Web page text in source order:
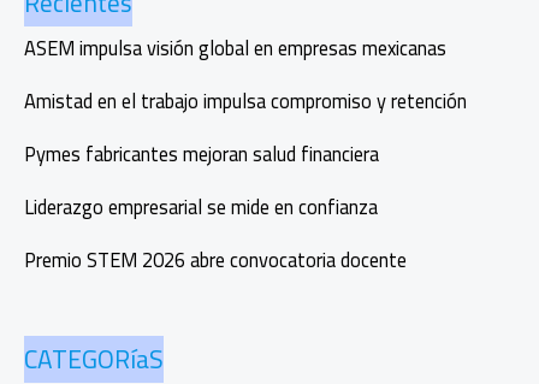
robots
industriales
ASEM impulsa visión global en empresas mexicanas
Amistad en el trabajo impulsa compromiso y retención
Pymes fabricantes mejoran salud financiera
Liderazgo empresarial se mide en confianza
Premio STEM 2026 abre convocatoria docente
CATEGORíaS